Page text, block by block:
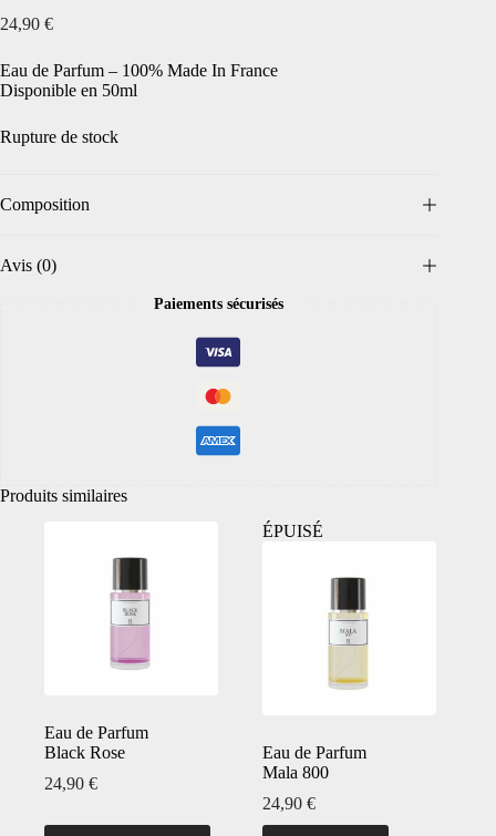
24,90 €
Eau de Parfum – 100% Made In France
Disponible en 50ml
Rupture de stock
Composition
Avis (0)
Paiements sécurisés
Produits similaires
Eau de Parfum
Black Rose
24,90 €
ÉPUISÉ
Eau de Parfum
Mala 800
24,90€